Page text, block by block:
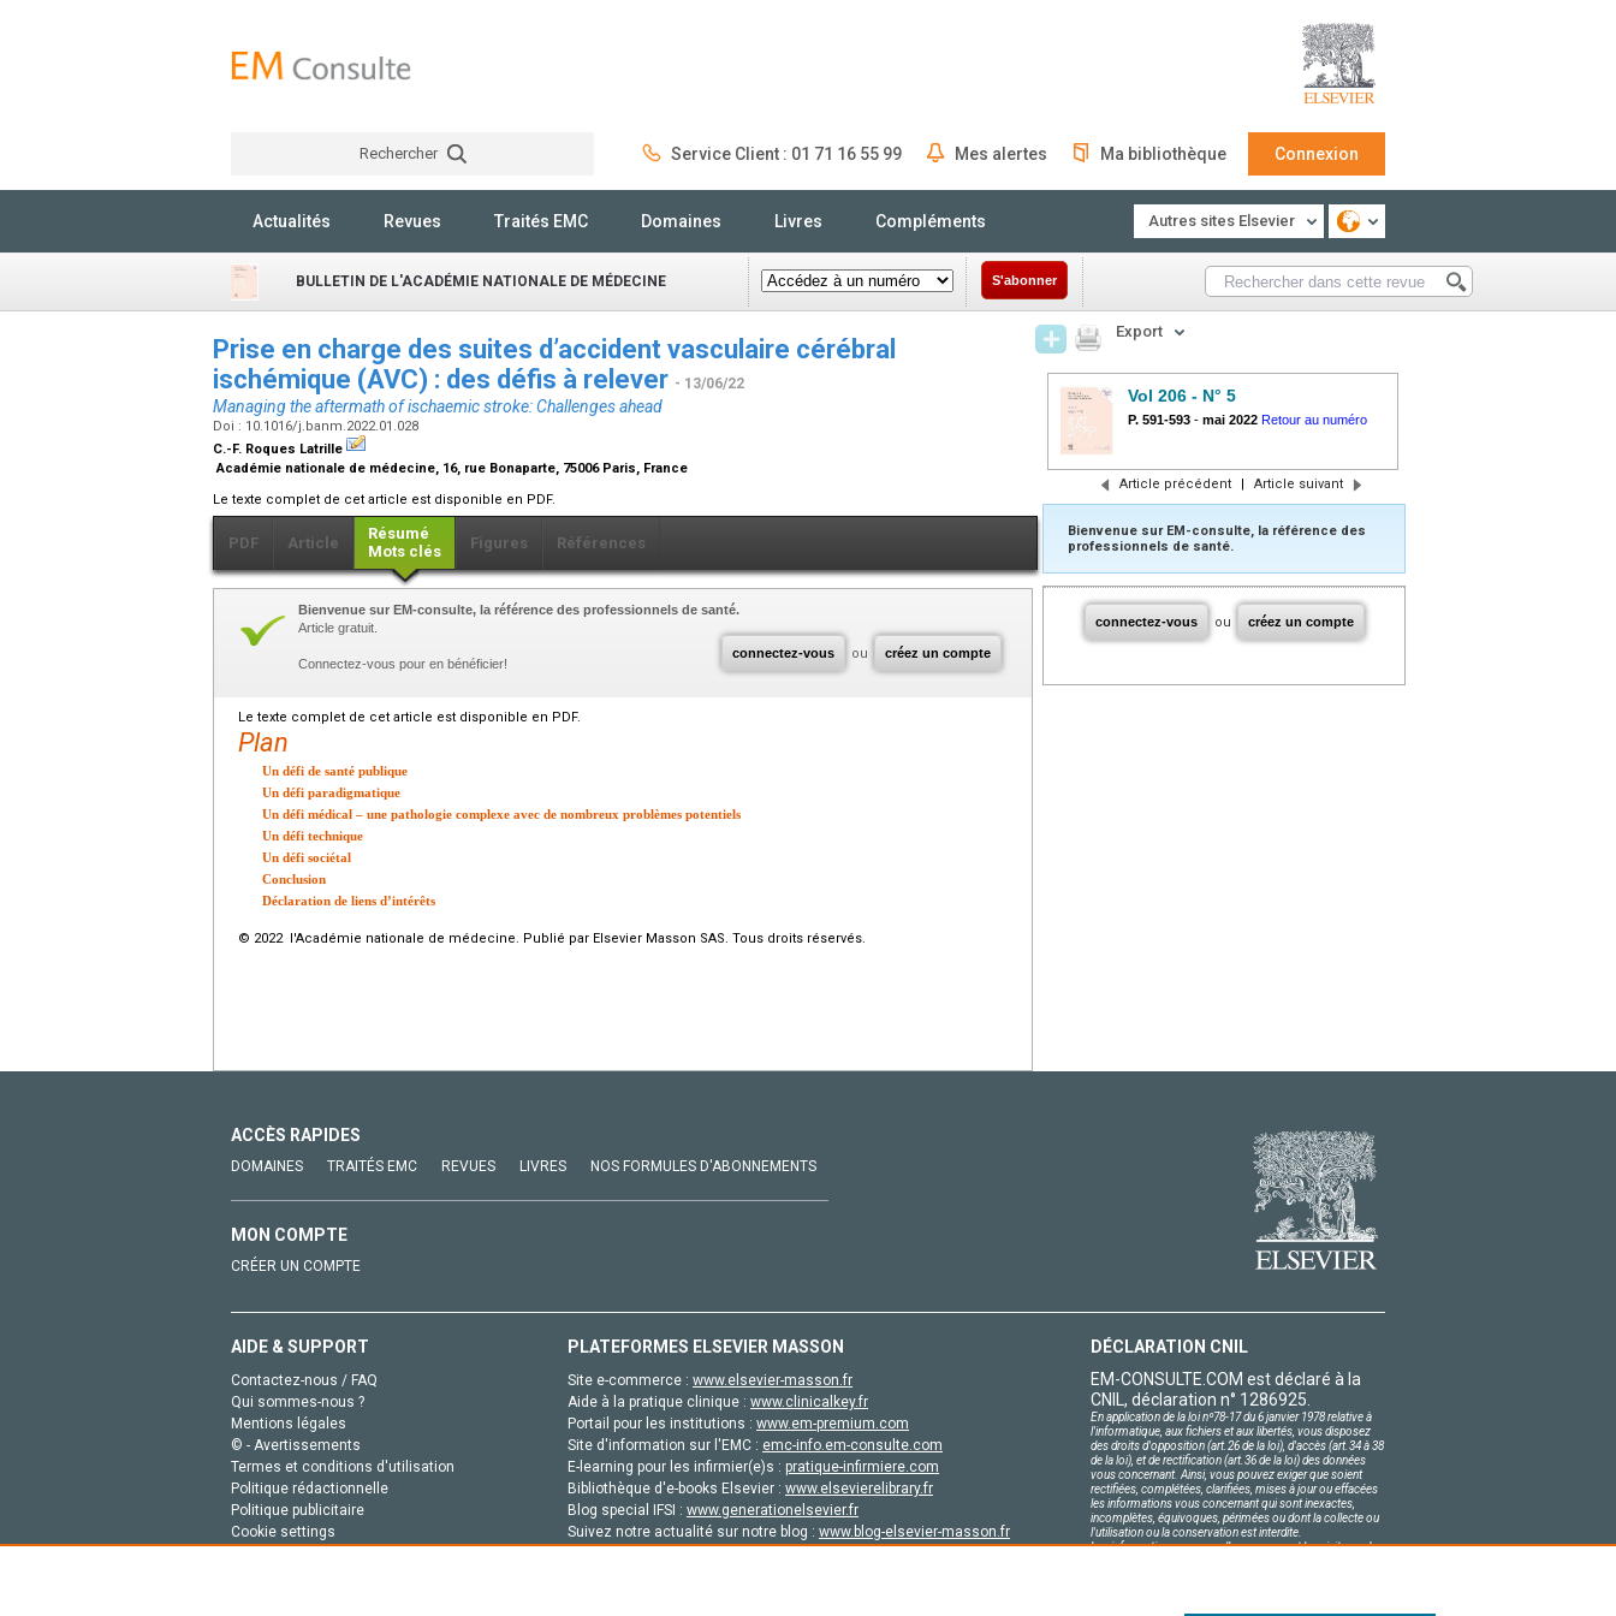
Rechercher Service Client : 01 71 16 55 99 Mes alertes Ma bibliothèque Connexion
Actualités Revues Traités EMC Domaines Livres Compléments Autres sites Elsevier
BULLETIN DE L'ACADÉMIE NATIONALE DE MÉDECINE S'abonner
Prise en charge des suites d’accident vasculaire cérébral
ischémique (AVC) : des défis à relever - 13/06/22
Managing the aftermath of ischaemic stroke: Challenges ahead
Doi : 10.1016/j.banm.2022.01.028
C.-F. Roques Latrille
Académie nationale de médecine, 16, rue Bonaparte, 75006 Paris, France
Le texte complet de cet article est disponible en PDF.
PDF Article
Résumé
Mots clés
Figures Références
connectez-vous ou créez un compte
Bienvenue sur EM-consulte, la référence des professionnels de santé.
Article gratuit.
Connectez-vous pour en bénéficier!
Le texte complet de cet article est disponible en PDF.
Plan
Un défi de santé publique
Un défi paradigmatique
Un défi médical – une pathologie complexe avec de nombreux problèmes potentiels
Un défi technique
Un défi sociétal
Conclusion
Déclaration de liens d’intérêts
© 2022 l'Académie nationale de médecine. Publié par Elsevier Masson SAS. Tous droits réservés.
Export
Vol 206 - N° 5
P. 591-593 - mai 2022 Retour au numéro
Article précédent | Article suivant
Bienvenue sur EM-consulte, la référence des
professionnels de santé.
connectez-vous ou créez un compte
ACCÈS RAPIDES
DOMAINES TRAITÉS EMC REVUES LIVRES NOS FORMULES D'ABONNEMENTS
MON COMPTE
CRÉER UN COMPTE
AIDE & SUPPORT
Contactez-nous / FAQ
Qui sommes-nous ?
Mentions légales
© - Avertissements
Termes et conditions d'utilisation
Politique rédactionnelle
Politique publicitaire
Cookie settings
PLATEFORMES ELSEVIER MASSON
Site e-commerce : www.elsevier-masson.fr
Aide à la pratique clinique : www.clinicalkey.fr
Portail pour les institutions : www.em-premium.com
Site d'information sur l'EMC : emc-info.em-consulte.com
E-learning pour les infirmier(e)s : pratique-infirmiere.com
Bibliothèque d'e-books Elsevier : www.elsevierelibrary.fr
Blog special IFSI : www.generationelsevier.fr
Suivez notre actualité sur notre blog : www.blog-elsevier-masson.fr
DÉCLARATION CNIL
EM-CONSULTE.COM est déclaré à la
CNIL, déclaration n° 1286925.
En application de la loi nº78-17 du 6 janvier 1978 relative à
l'informatique, aux fichiers et aux libertés, vous disposez
des droits d'opposition (art.26 de la loi), d'accès (art.34 à 38
de la loi), et de rectification (art.36 de la loi) des données
vous concernant. Ainsi, vous pouvez exiger que soient
rectifiées, complétées, clarifiées, mises à jour ou effacées
les informations vous concernant qui sont inexactes,
incomplètes, équivoques, périmées ou dont la collecte ou
l'utilisation ou la conservation est interdite.
Les informations personnelles concernant les visiteurs de